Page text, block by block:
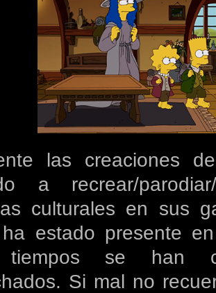
las creaciones
a recrear/
culturales en sus
ha estado presente
tiempos se han
Si mal no